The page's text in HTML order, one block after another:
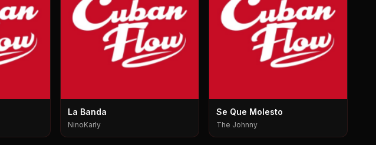
La Banda
NinoKarly
Se Que Molesto
The Johnny